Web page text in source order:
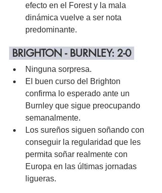
efecto en el Forest y la mala
dinámica vuelve a ser nota
predominante.
BRIGHTON - BURNLEY: 2-0
Ninguna sorpresa.
El buen curso del Brighton
confirma lo esperado ante un
Burnley que sigue preocupando
semanalmente.
Los sureños siguen soñando con
conseguir la regularidad que les
permita soñar realmente con
Europa en las últimas jornadas
ligueras.